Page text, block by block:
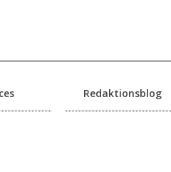
Redaktionsblog